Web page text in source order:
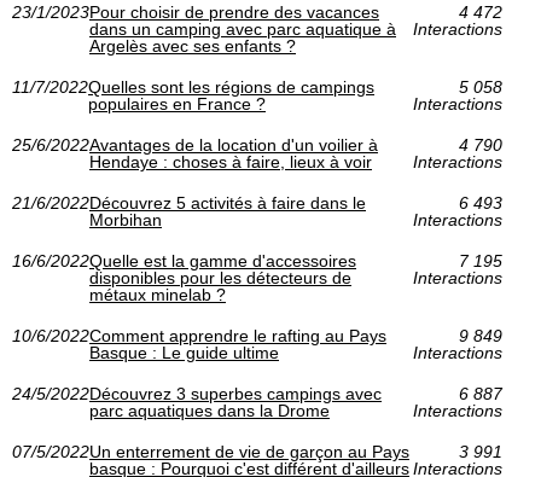
23/1/2023Pour choisir de prendre des vacances
dans un camping avec parc aquatique à
Argelès avec ses enfants ?
4 472
Interactions
11/7/2022Quelles sont les régions de campings
populaires en France ?
5 058
Interactions
25/6/2022Avantages de la location d'un voilier à
Hendaye : choses à faire, lieux à voir
4 790
Interactions
21/6/2022Découvrez 5 activités à faire dans le
Morbihan
6 493
Interactions
16/6/2022Quelle est la gamme d'accessoires
disponibles pour les détecteurs de
métaux minelab ?
7 195
Interactions
10/6/2022Comment apprendre le rafting au Pays
Basque : Le guide ultime
9 849
Interactions
24/5/2022Découvrez 3 superbes campings avec
parc aquatiques dans la Drome
6 887
Interactions
07/5/2022Un enterrement de vie de garçon au Pays
basque : Pourquoi c'est différent d'ailleurs
3 991
Interactions